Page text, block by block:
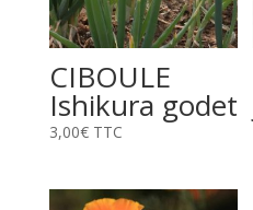
CIBOULE
Ishikura godet
3,00€ TTC